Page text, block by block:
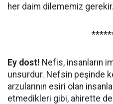
her daim dilememiz gerekir.
Ey dost! Nefis, insanların
unsurdur. Nefsin peşinde
arzularının esiri olan
etmedikleri gibi, ahirette